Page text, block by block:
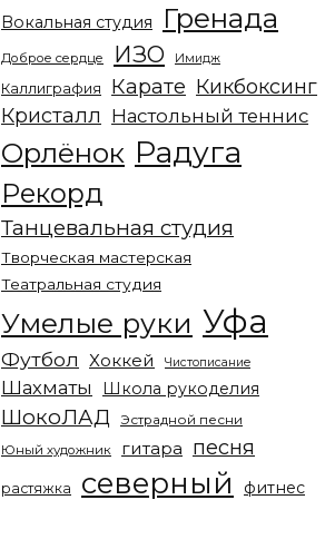
Вокальная студия Гренада
Доброе сердце ИЗО Имидж
Каллиграфия Карате Кикбоксинг
Кристалл Настольный теннис
Орлёнок Радуга
Рекорд
Танцевальная студия
Творческая мастерская
Театральная студия
Умелые руки Уфа
Футбол Хоккей Чистописание
Шахматы Школа рукоделия
ШокоЛАД
Эстрадной песни
Юный художник
гитара песня
растяжка северный фитнес